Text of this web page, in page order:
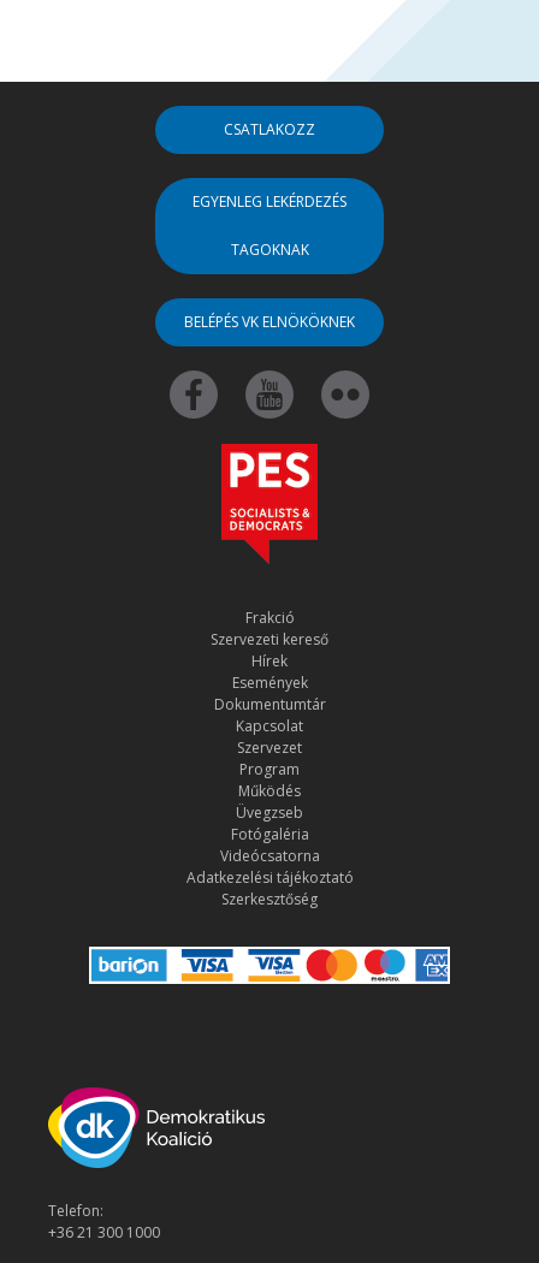
CSATLAKOZZ
EGYENLEG LEKÉRDEZÉS
TAGOKNAK
BELÉPÉS VK ELNÖKÖKNEK
Frakció
Szervezeti kereső
Hírek
Események
Dokumentumtár
Kapcsolat
Szervezet
Program
Működés
Üvegzseb
Fotógaléria
Videócsatorna
Adatkezelési tájékoztató
Szerkesztőség
Telefon:
+36 21 300 1000